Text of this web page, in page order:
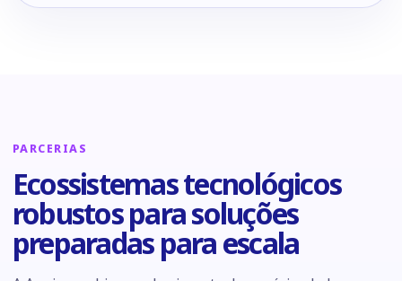
PARCERIAS
Ecossistemas tecnológicos
robustos para soluções
preparadas para escala